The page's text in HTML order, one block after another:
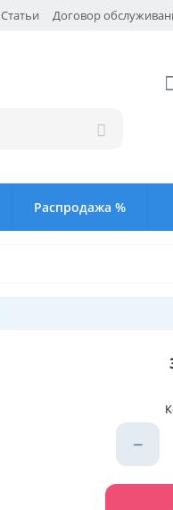
Статьи Договор
Распродажа %
−